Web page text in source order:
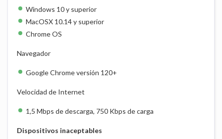
Windows 10 y superior
MacOSX 10.14 y superior
Chrome OS
Navegador
Google Chrome versión 120+
Velocidad de Internet
1,5 Mbps de descarga, 750 Kbps de carga
Dispositivos inaceptables